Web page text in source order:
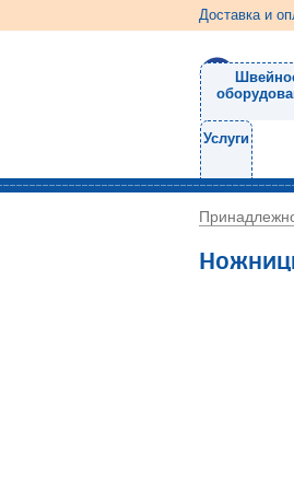
Доставка и
Услуги